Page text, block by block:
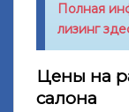
Полная
лизинг
Цены на
салона